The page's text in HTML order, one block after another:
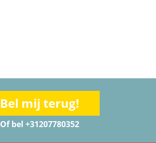
Bel mij terug!
Of bel +31207780352